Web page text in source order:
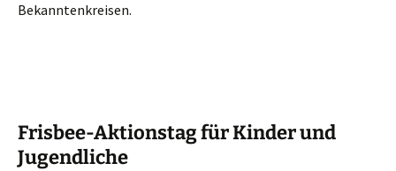
Bekanntenkreisen.
Frisbee-Aktionstag für Kinder und
Jugendliche